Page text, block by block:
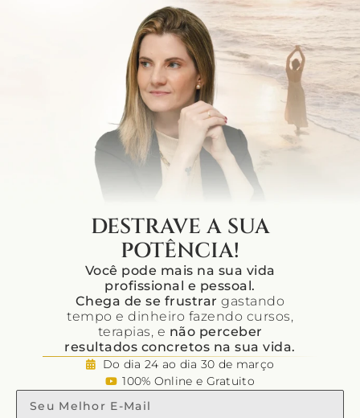
DESTRAVE A SUA
POTÊNCIA!
Você pode mais na sua vida
profissional e pessoal.
Chega de se frustrar gastando
tempo e dinheiro fazendo cursos,
terapias, e não perceber
resultados concretos na sua vida.
Do dia 24 ao dia 30 de março
100% Online e Gratuito